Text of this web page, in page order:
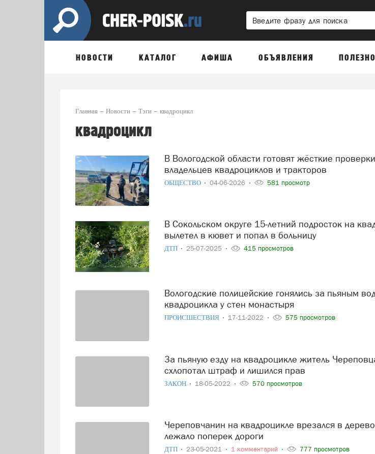
НОВОСТИ КАТАЛОГ АФИША ОБЪЯВЛЕНИЯ ПОЛЕЗНО
Главная Новости Тэги квадроцикл
квадроцикл
В Вологодской области готовят жёсткие проверки
владельцев квадроциклов и тракторов
ОБЩЕСТВО 04-06-2026 581 просмотр
В Сокольском округе 15-летний подросток на квадроцикле
вылетел в кювет и попал в больницу
ДТП 25-07-2025 415 просмотров
Вологодские полицейские гонялись за пьяным водителем
квадроцикла у стен монастыря
ПРОИСШЕСТВИЯ 17-11-2022 575 просмотров
За пьяную езду на квадроцикле житель Череповца
схлопотал штраф и лишился прав
ЗАКОН 18-05-2022 570 просмотров
Череповчанин на квадроцикле врезался в дерево, которое
лежало поперек дороги
ДТП 23-05-2021 1 комментарий 777 просмотров